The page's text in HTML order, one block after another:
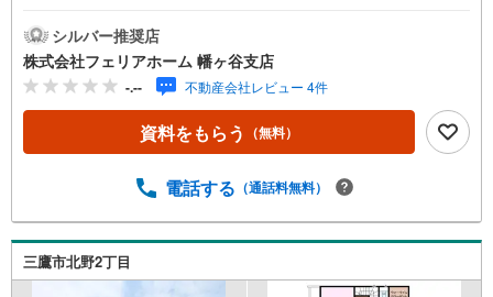
帖のゆとりある空間。床暖房を備え、家族が自然と集まる
心地よいリビングを実現しています。屋上にはスロップシ
ンク付きのスカイバルコニーを設け、開放的なアウトドア
リビングとして多彩に活用可能。洗濯物干しはもちろん、
ガーデニングやくつろぎの場としても楽しめます。収納面
ではウォークインクローゼットやシューズインクローゼッ
理できます。設備面も充実しており、ダブルボウル洗面
器、タッチレスキーなど上質な仕様を採用。耐震等級3相
当、Low-E複層ガラス、フラット35S A対応など安心性能に
も配慮されています。利便性・開放感・収納力を兼ね備え
シルバー推奨店
株式会社フェリアホーム 幡ヶ谷支店
-.-- 不動産会社レビュー 4件
資料をもらう （無料）
電話する （通話料無料）
三鷹市北野2丁目